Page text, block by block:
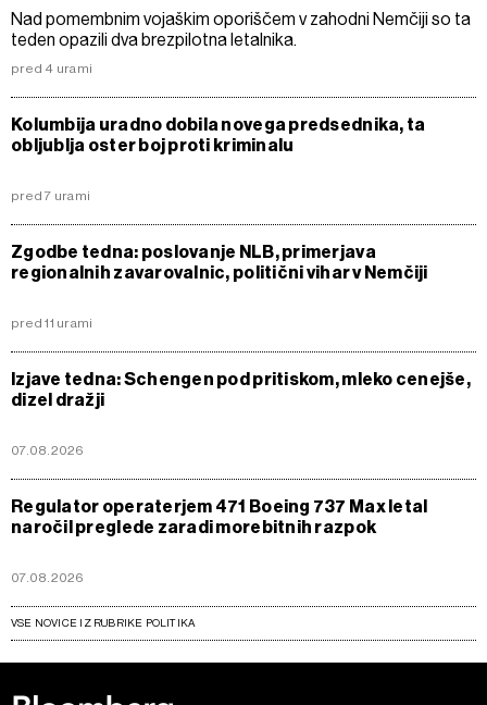
Nad pomembnim vojaškim oporiščem v zahodni Nemčiji so ta
teden opazili dva brezpilotna letalnika.
pred 4 urami
Kolumbija uradno dobila novega predsednika, ta
obljublja oster boj proti kriminalu
pred 7 urami
Zgodbe tedna: poslovanje NLB, primerjava
regionalnih zavarovalnic, politični vihar v Nemčiji
pred 11 urami
Izjave tedna: Schengen pod pritiskom, mleko cenejše,
dizel dražji
07.08.2026
Regulator operaterjem 471 Boeing 737 Max letal
naročil preglede zaradi morebitnih razpok
07.08.2026
VSE NOVICE IZ RUBRIKE POLITIKA